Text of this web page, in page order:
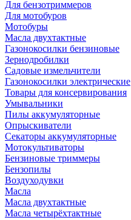
Для бензотриммеров
Для мотобуров
Мотобуры
Масла двухтактные
Газонокосилки бензиновые
Зернодробилки
Садовые измельчители
Газонокосилки электрические
Товары для консервирования
Умывальники
Пилы аккумуляторные
Опрыскиватели
Секаторы аккумуляторные
Мотокультиваторы
Бензиновые триммеры
Бензопилы
Воздуходувки
Масла
Масла двухтактные
Масла четырёхтактные